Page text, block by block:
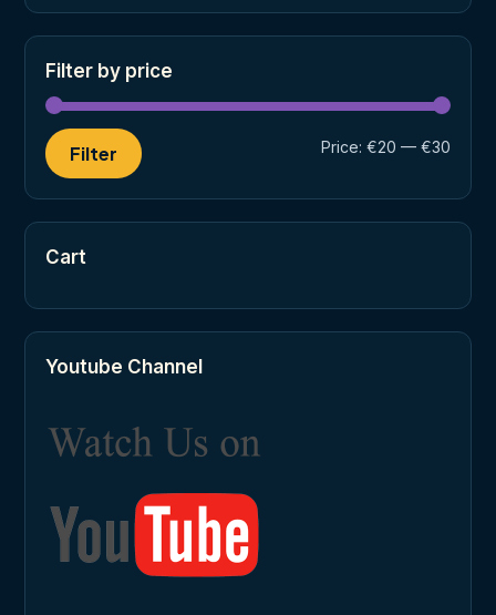
Filter by price
Filter Price: €20 — €30
Cart
Youtube Channel